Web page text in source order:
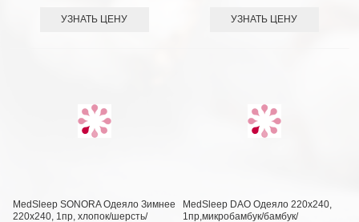
УЗНАТЬ ЦЕНУ УЗНАТЬ ЦЕНУ
MedSleep SONORA Одеяло Зимнее
220х240, 1пр, хлопок/шерсть/
MedSleep DAO Одеяло 220х240,
1пр,микробамбук/бамбук/